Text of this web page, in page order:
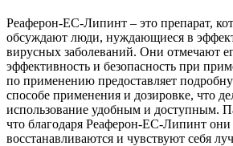
Реаферон-ЕС-Липинт – это препарат,
обсуждают люди, нуждающиеся в
вирусных заболеваний. Они отмечают
эффективность и безопасность при
по применению предоставляет
способе применения и дозировке, что
использование удобным и доступным.
что благодаря Реаферон-ЕС-Липинт они
восстанавливаются и чувствуют себя